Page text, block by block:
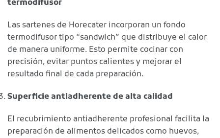
termodifusor
Las sartenes de Horecater incorporan un fondo
termodifusor tipo “sandwich” que distribuye el calor
de manera uniforme. Esto permite cocinar con
precisión, evitar puntos calientes y mejorar el
resultado final de cada preparación.
Superficie antiadherente de alta calidad
El recubrimiento antiadherente profesional facilita la
preparación de alimentos delicados como huevos,